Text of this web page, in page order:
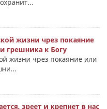
жизни чрез покаяние
грешника к Богу
жизни чрез покаяние или
зреет и крепнет в нас